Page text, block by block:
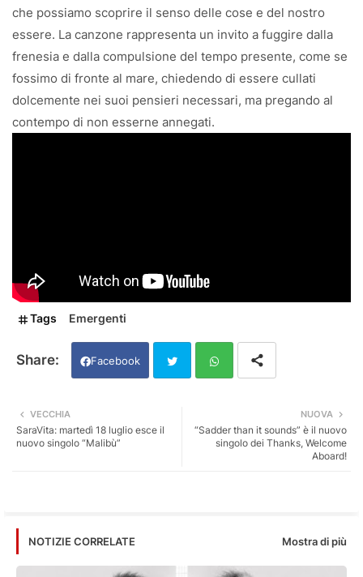
che possiamo scoprire il senso delle cose e del nostro
essere. La canzone rappresenta un invito a fuggire dalla
frenesia e dalla compulsione del tempo presente, come se
fossimo di fronte al mare, chiedendo di essere cullati
dolcemente nei suoi pensieri necessari, ma pregando al
contempo di non esserne annegati.
Tags Emergenti
Facebook
tter ats
NUOVA
“Sadder than it sounds” è il nuovo
singolo dei Thanks, Welcome
Aboard!
VECCHIA
SaraVita: martedì 18 luglio esce il
nuovo singolo “Malibù”
NOTIZIE CORRELATE Mostra di più